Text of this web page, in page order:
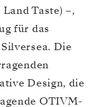
Taste) –,
für das
Die
Design, die
OTIVM-